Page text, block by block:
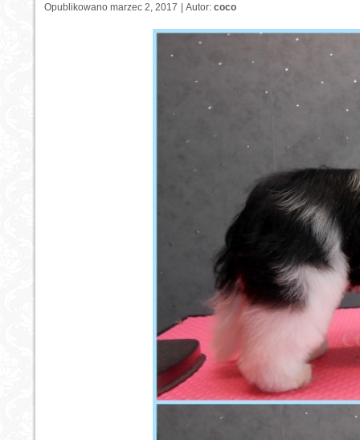
Opublikowano marzec 2, 2017 Autor: coco